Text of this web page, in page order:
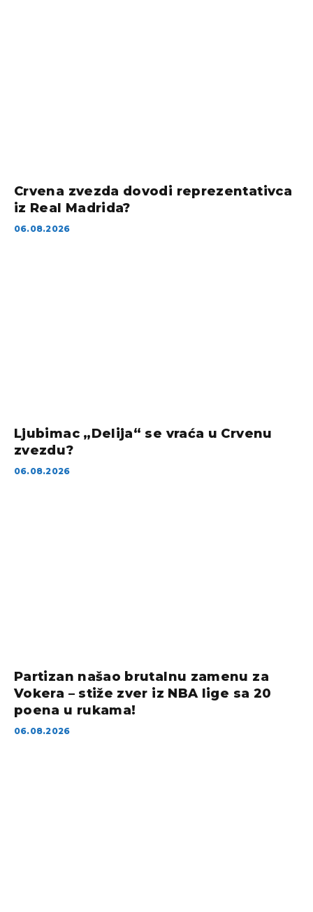
Crvena zvezda dovodi reprezentativca
iz Real Madrida?
06.08.2026
Ljubimac „Delija“ se vraća u Crvenu
zvezdu?
06.08.2026
Partizan našao brutalnu zamenu za
Vokera – stiže zver iz NBA lige sa 20
poena u rukama!
06.08.2026